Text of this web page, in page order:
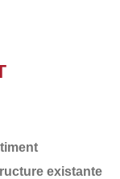
existante